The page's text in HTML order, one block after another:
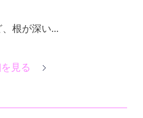
根が深い...
見る